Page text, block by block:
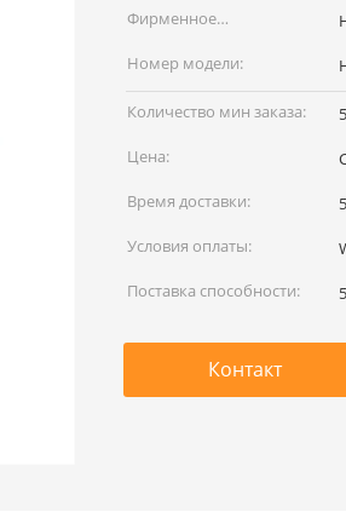
Фирменное
наименование:
Номер модели:
Количество мин заказа:
Цена:
Время доставки:
Условия оплаты:
Поставка способности:
Контакт